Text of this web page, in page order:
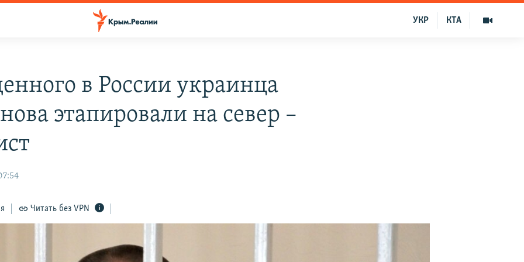
КТА
УКР
в России украинца
этапировали на север –
Читать без VPN